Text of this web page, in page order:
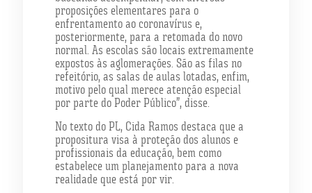
proposições elementares para o
enfrentamento ao coronavírus e,
posteriormente, para a retomada do novo
normal. As escolas são locais extremamente
expostos às aglomerações. São as filas no
refeitório, as salas de aulas lotadas, enfim,
motivo pelo qual merece atenção especial
por parte do Poder Público”, disse.
No texto do PL, Cida Ramos destaca que a
propositura visa à proteção dos alunos e
profissionais da educação, bem como
estabelece um planejamento para a nova
realidade que está por vir.